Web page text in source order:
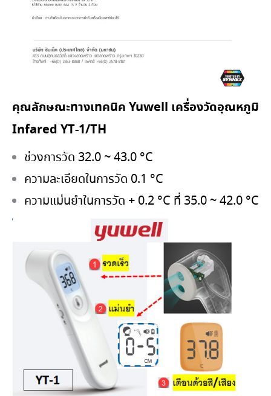
คุณลักษณะทางเทคนิค Yuwell เครื่องวัดอุณหภูมิ
Infared YT-1/TH
ช่วงการวัด 32.0 ~ 43.0 °C
ความละเอียดในการวัด 0.1 °C
ความแม่นยำในการวัด + 0.2 °C ที่ 35.0 ~ 42.0 °C